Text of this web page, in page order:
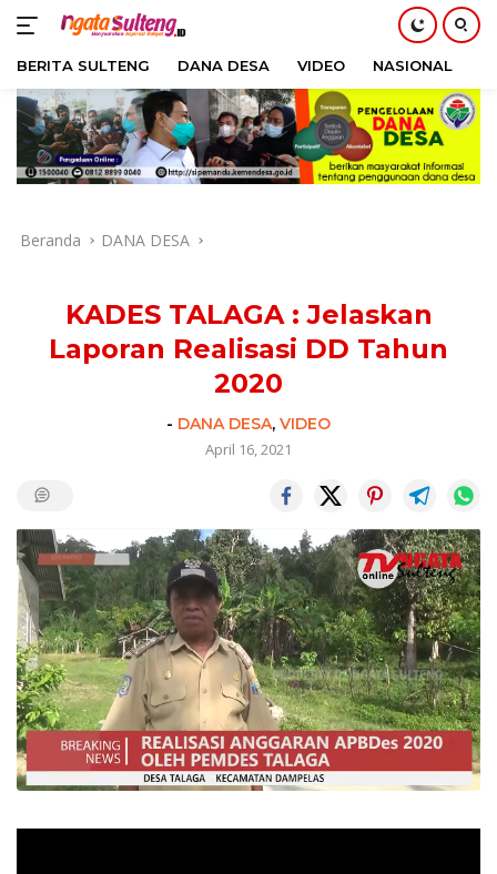
Langsung
konten
BERITA SULTENG DANA DESA VIDEO NASIONAL
Beranda DANA DESA
KADES TALAGA : Jelaskan
Laporan Realisasi DD Tahun
2020
- DANA DESA, VIDEO
April 16, 2021